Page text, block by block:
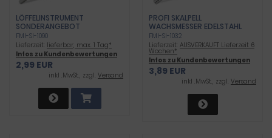
LÖFFELINSTRUMENT
SONDERANGEBOT
FMI-SI-1090
Lieferzeit: lieferbar, max. 1 Tag*
Infos zu Kundenbewertungen
2,99 EUR
inkl .MwSt., zzgl. Versand
PROFI SKALPELL
WACHSMESSER EDELSTAHL
MESSER RUND
FMI-SI-1032
Lieferzeit: AUSVERKAUFT Lieferzeit 6
Wochen*
Infos zu Kundenbewertungen
3,89 EUR
inkl .MwSt., zzgl. Versand